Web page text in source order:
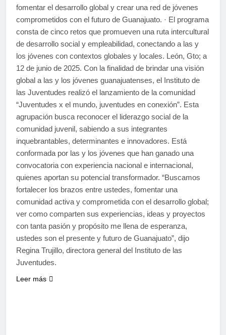
fomentar el desarrollo global y crear una red de jóvenes
comprometidos con el futuro de Guanajuato. · El programa
consta de cinco retos que promueven una ruta intercultural
de desarrollo social y empleabilidad, conectando a las y
los jóvenes con contextos globales y locales. León, Gto; a
12 de junio de 2025. Con la finalidad de brindar una visión
global a las y los jóvenes guanajuatenses, el Instituto de
las Juventudes realizó el lanzamiento de la comunidad
“Juventudes x el mundo, juventudes en conexión”. Esta
agrupación busca reconocer el liderazgo social de la
comunidad juvenil, sabiendo a sus integrantes
inquebrantables, determinantes e innovadores. Está
conformada por las y los jóvenes que han ganado una
convocatoria con experiencia nacional e internacional,
quienes aportan su potencial transformador. “Buscamos
fortalecer los brazos entre ustedes, fomentar una
comunidad activa y comprometida con el desarrollo global;
ver como comparten sus experiencias, ideas y proyectos
con tanta pasión y propósito me llena de esperanza,
ustedes son el presente y futuro de Guanajuato”, dijo
Regina Trujillo, directora general del Instituto de las
Juventudes.
Leer más